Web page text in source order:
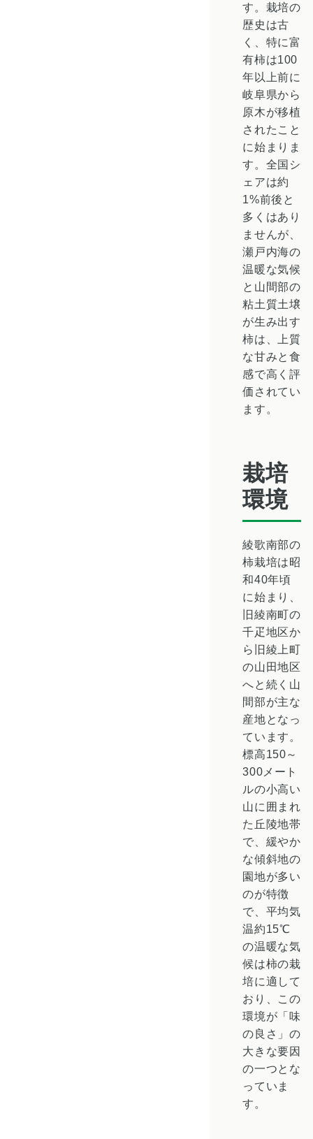
す。栽培の
歴史は古
く、特に富
有柿は100
年以上前に
岐阜県から
原木が移植
されたこと
に始まりま
す。全国シ
ェアは約
1%前後と
多くはあり
ませんが、
瀬戸内海の
温暖な気候
と 山間部の
粘土質土壌
が生み出す
柿は、
上質
な甘みと食
感で高く評
価されてい
ます。
栽培
環境
綾歌南部の
柿栽培は昭
和40年頃
に始まり、
旧綾南町の
千疋地区か
ら旧綾上町
の山田地区
へと続く山
間部が主な
産地となっ
ています。
標高150～
300メート
ルの小高い
山に囲まれ
た丘陵地帯
で、緩やか
な傾斜地の
園地が多い
のが特徴
で、平均気
温約15℃
の温暖な気
候は柿の栽
培に適して
おり、この
環境が「味
の良さ」の
大きな要因
の一つとな
っていま
す。